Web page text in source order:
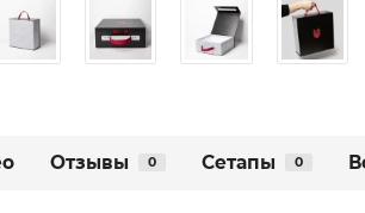
Отзывы 0 Сетапы 0